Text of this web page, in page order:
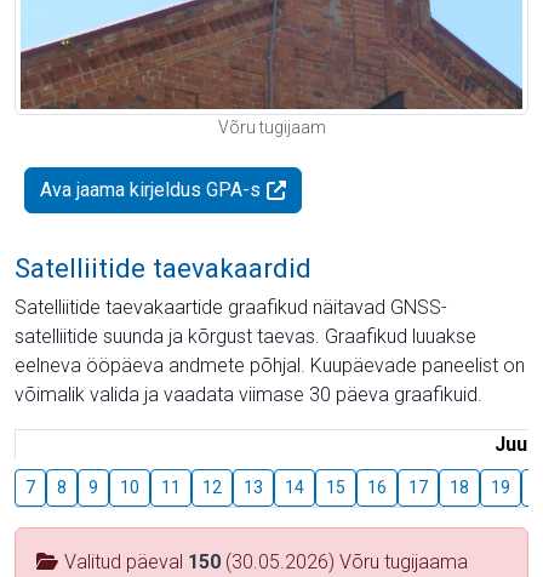
Võru tugijaam
Ava jaama kirjeldus GPA-s
Satelliitide taevakaardid
Satelliitide taevakaartide graafikud näitavad GNSS-
satelliitide suunda ja kõrgust taevas. Graafikud luuakse
eelneva ööpäeva andmete põhjal. Kuupäevade paneelist on
võimalik valida ja vaadata viimase 30 päeva graafikuid.
Juuli
7 8 9 10 11 12 13 14 15 16 17 18 19
Valitud päeval 150 (30.05.2026) Võru tugijaama